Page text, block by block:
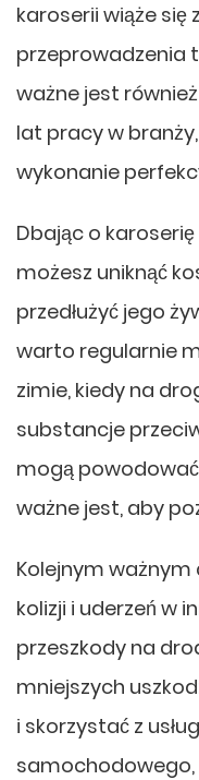
karoserii wiąże się
przeprowadzenia
ważne jest
lat pracy w
wykonanie
Dbając o
możesz uniknąć
przedłużyć jego
warto regularnie
zimie, kiedy na
substancje
mogą
ważne jest, aby
Kolejnym
kolizji i uderzeń w
przeszkody na
mniejszych
i skorzystać z
samochodowego,